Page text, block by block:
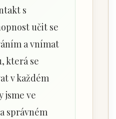
s
učit se
a vnímat
která se
v každém
jsme ve
správném